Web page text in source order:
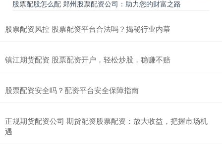
股票配股怎么配 郑州股票配资公司：助力您的财富之路
股票配资风控 股票配资平台合法吗？揭秘行业内幕
镇江期货配资 股票配资开户，轻松炒股，稳赚不赔
股票配资安全吗？配资平台安全保障指南
正规期货配资公司 期货配资股票配资：放大收益，把握市场机
遇